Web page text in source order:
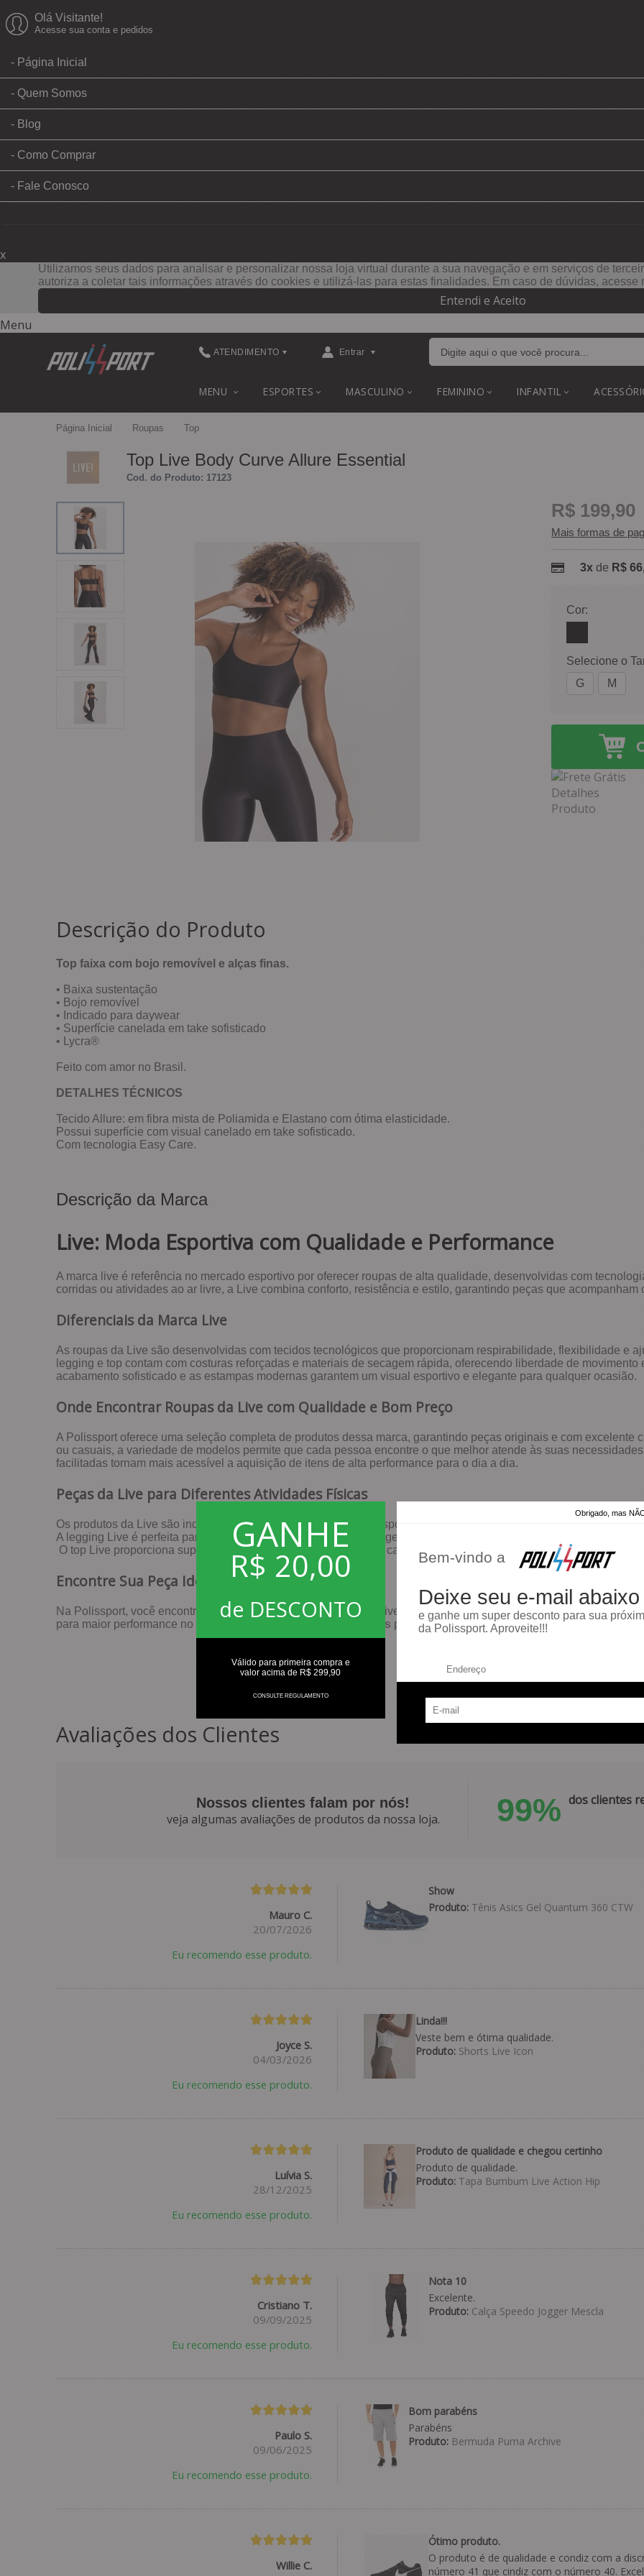
Olá Visitante!
Acesse sua conta e pedidos
Página Inicial
Quem Somos
Blog
Como Comprar
Fale Conosco
xFiltre sua Pesquisa:
Utilizamos seus dados para analisar e personalizar nossa loja virtual durante a sua navegação e em serviços de
autoriza a coletar tais informações através do cookies e utilizá-las para estas finalidades. Em caso de dúvidas, acesse
Entendi e Aceito
Obrigado, mas
GANHE
R$ 20,00
de DESCONTO
Válido para primeira compra e
valor acima de R$ 299,90
CONSULTE REGULAMENTO
Bem-vindo a
Deixe seu e-mail abaixo
e ganhe um super desconto para sua
da Polissport. Aproveite!!!
Endereço:
Menu
ATENDIMENTO
(48) 3622-0041
(48) 3622-0041
contato@polissport.com.br
Entrar
MENU ESPORTES MASCULINO FEMININO INFANTIL
Página Inicial Roupas Top
Top Live Body Curve Allure Essential
Cod. do Produto: 17123
R$ 199,90
Mais formas de
3xdeR$
Cor:
Selecione o
G
M
Descrição do Produto
Top faixa com bojo removível e alças finas.
• Baixa sustentação
• Bojo removível
• Indicado para daywear
• Superfície canelada em take sofisticado
• Lycra®
Feito com amor no Brasil.
DETALHES TÉCNICOS
Tecido Allure: em fibra mista de Poliamida e Elastano com ótima elasticidade.
Possui superfície com visual canelado em take sofisticado.
Com tecnologia Easy Care.
Descrição da Marca
Live: Moda Esportiva com Qualidade e Performance
A marca live é referência no mercado esportivo por oferecer roupas de alta qualidade, desenvolvidas com
corridas ou atividades ao ar livre, a Live combina conforto, resistência e estilo, garantindo peças que
Diferenciais da Marca Live
As roupas da Live são desenvolvidas com tecidos tecnológicos que proporcionam respirabilidade, flexibilidade e
legging e top contam com costuras reforçadas e materiais de secagem rápida, oferecendo liberdade de
acabamento sofisticado e as estampas modernas garantem um visual esportivo e elegante para qualquer ocasião.
Onde Encontrar Roupas da Live com Qualidade e Bom Preço
A Polissport oferece uma seleção completa de produtos dessa marca, garantindo peças originais e com excelente
ou casuais, a variedade de modelos permite que cada pessoa encontre o que melhor atende às suas
facilitadas tornam mais acessível a aquisição de itens de alta performance para o dia a dia.
Peças da Live para Diferentes Atividades Físicas
Os produtos da Live são indicados para diversas modalidades esportivas, desde treinos de alta intensidade até
A legging Live é perfeita para quem busca sustentação e modelagem anatômica, enquanto o short oferece frescor
O top Live proporciona suporte ideal para treinos dinâmicos, e a camiseta Live é uma opção leve e confortável para
Encontre Sua Peça Ideal na Polissport
Na Polissport, você encontra uma linha completa de roupas da Live para elevar seu desempenho com conforto e
para maior performance no futebol e nossa coleção de
camisetaspara compor looks esportivos versáteis!
Avaliações dos Clientes
Nossos clientes falam por nós!
veja algumas avaliações de produtos da nossa loja.
99% dos clientes
Mauro C.
20/07/2026
Eu recomendo esse produto.
Show
Produto:Tênis Asics Gel Quantum 360 CTW
Joyce S.
04/03/2026
Eu recomendo esse produto.
Linda!!!
Veste bem e ótima qualidade.
Produto:Shorts Live Icon
Luívia S.
28/12/2025
Eu recomendo esse produto.
Produto de qualidade e chegou certinho
Produto de qualidade.
Produto:Tapa Bumbum Live Action Hip
Cristiano T.
09/09/2025
Eu recomendo esse produto.
Nota 10
Excelente.
Produto:Calça Speedo Jogger Mescla
Paulo S.
09/06/2025
Eu recomendo esse produto.
Bom parabéns
Parabéns
Produto:Bermuda Puma Archive
Willie C.
Ótimo produto.
O produto é de qualidade e condiz com a
número 41 que cindiz com o número 40.